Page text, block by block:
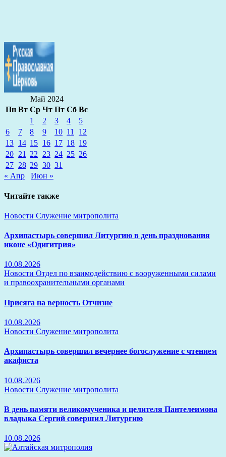
Май 2024
Пн Вт Ср Чт Пт Сб Вс
1
2 3 4
5
6
7 8 9 10 11
12
13 14 15 16 17 18 19
20 21 22 23 24 25 26
27 28 29 30 31
« Апр
Июн »
Читайте также
Новости Служение митрополита
Архипастырь совершил Литургию в день празднования
иконе «Одигитрия»
10.08.2026
Новости Отдел по взаимодействию с вооруженными силами
и правоохранительными органами
Присяга на верность Отчизне
10.08.2026
Новости Служение митрополита
Архипастырь совершил вечернее богослужение с чтением
акафиста
10.08.2026
Новости Служение митрополита
В день памяти великомученика и целителя Пантелеимона
владыка Сергий совершил Литургию
10.08.2026